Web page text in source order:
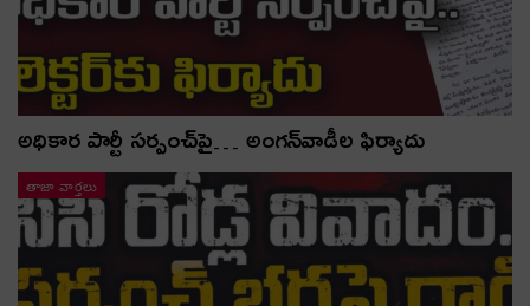
అధికార పార్టీ స‌ర్పంచ్‌పై… అంగ‌న్‌వాడీల ఫిర్యాదు
తాజా వార్తలు